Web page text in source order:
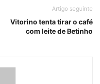
Artigo seguinte
Vitorino tenta tirar o café
com leite de Betinho